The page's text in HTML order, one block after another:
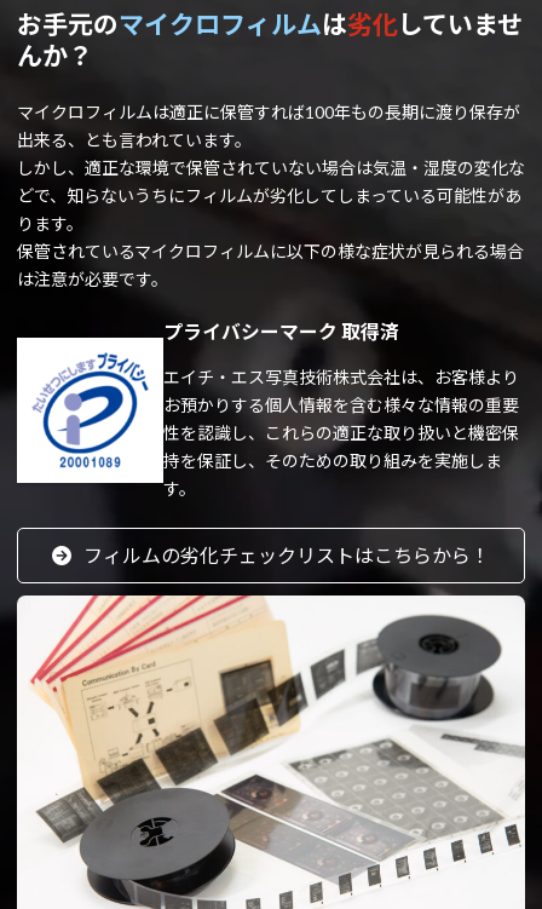
お手元のマイクロフィルムは劣化していませ
んか？
マイクロフィルムは適正に保管すれば100年もの長期に渡り保存が
出来る、とも言われています。
しかし、適正な環境で保管されていない場合は気温・湿度の変化な
どで、知らないうちにフィルムが劣化してしまっている可能性があ
ります。
保管されているマイクロフィルムに以下の様な症状が見られる場合
は注意が必要です。
プライバシーマーク 取得済
エイチ・エス写真技術株式会社は、お客様より
お預かりする個人情報を含む様々な情報の重要
性を認識し、これらの適正な取り扱いと機密保
持を保証し、そのための取り組みを実施しま
す。
フィルムの劣化チェックリストはこちらから！